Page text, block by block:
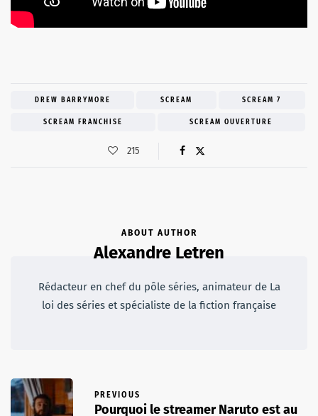
DREW BARRYMORE SCREAM SCREAM 7
SCREAM FRANCHISE SCREAM OUVERTURE
215
ABOUT AUTHOR
Alexandre Letren
Rédacteur en chef du pôle séries, animateur de La
loi des séries et spécialiste de la fiction française
PREVIOUS
Pourquoi le streamer Naruto est au